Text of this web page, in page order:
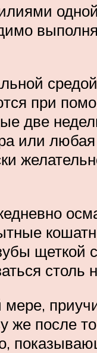
при
две
или любая
щеткой
столь
же после